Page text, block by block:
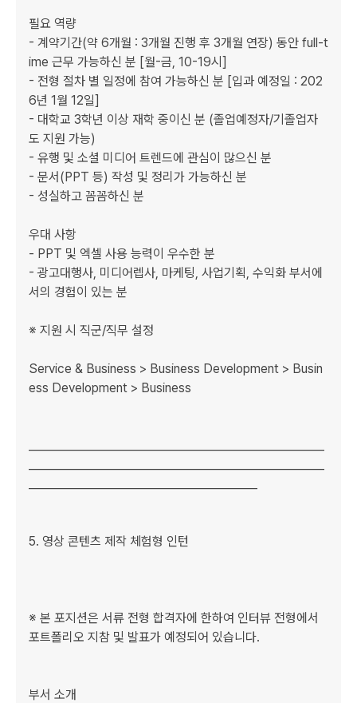
필요 역량
- 계약기간(약 6개월 : 3개월 진행 후 3개월 연장) 동안 full-t
ime 근무 가능하신 분 [월-금, 10-19시]
- 전형 절차 별 일정에 참여 가능하신 분 [입과 예정일 : 202
6년 1월 12일]
- 대학교 3학년 이상 재학 중이신 분 (졸업예정자/기졸업자
도 지원 가능)
- 유행 및 소셜 미디어 트렌드에 관심이 많으신 분
- 문서(PPT 등) 작성 및 정리가 가능하신 분
- 성실하고 꼼꼼하신 분
우대 사항
- PPT 및 엑셀 사용 능력이 우수한 분
- 광고대행사, 미디어렙사, 마케팅, 사업기획, 수익화 부서에
서의 경험이 있는 분
※ 지원 시 직군/직무 설정
Service & Business > Business Development > Busin
ess Development > Business
﻿﻿5. 영상 콘텐츠 제작 체험형 인턴
※ 본 포지션은 서류 전형 합격자에 한하여 인터뷰 전형에서
포트폴리오 지참 및 발표가 예정되어 있습니다.
부서 소개